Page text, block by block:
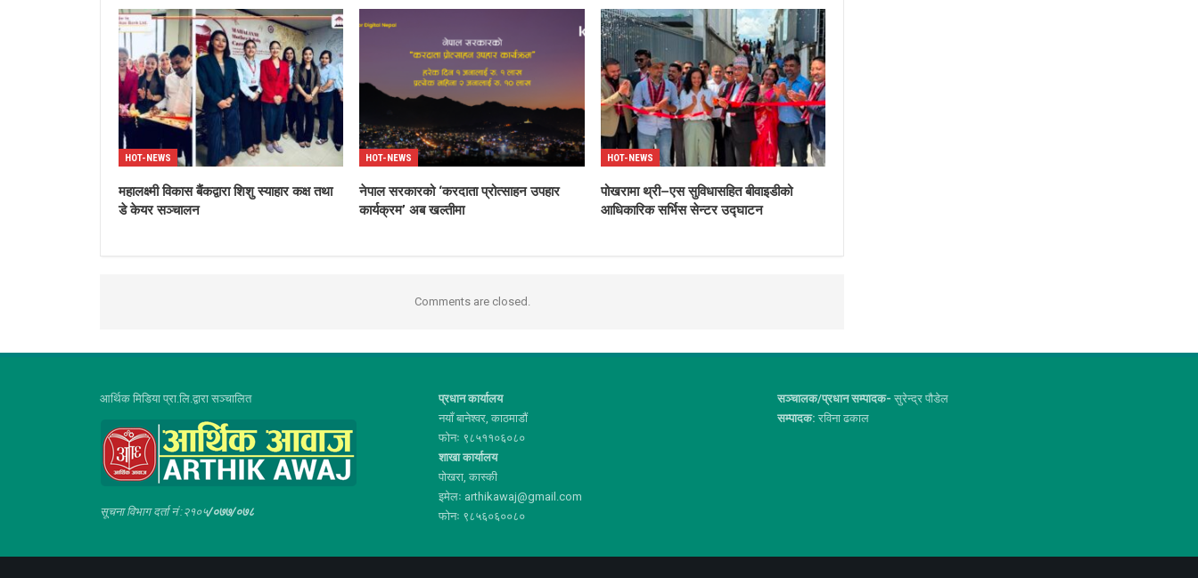
HOT-NEWS
महालक्ष्मी विकास बैंकद्वारा शिशु स्याहार कक्ष तथा
डे केयर सञ्चालन
HOT-NEWS
नेपाल सरकारको ‘करदाता प्रोत्साहन उपहार
कार्यक्रम’ अब खल्तीमा
HOT-NEWS
पोखरामा थ्री–एस सुविधासहित बीवाइडीको
आधिकारिक सर्भिस सेन्टर उद्घाटन
Comments are closed.
आर्थिक मिडिया प्रा.लि.द्वारा सञ्चालित
सूचना विभाग दर्ता नं :२१०५/०७७/०७८
प्रधान कार्यालय
नयाँ बानेश्वर, काठमाडौं
फोनः ९८५११०६०८०
शाखा कार्यालय
पोखरा, कास्की
इमेलः arthikawaj@gmail.com
फोनः ९८५६०६००८०
सञ्चालक/प्रधान सम्पादक- सुरेन्द्र पौडेल
सम्पादक: रविना ढकाल